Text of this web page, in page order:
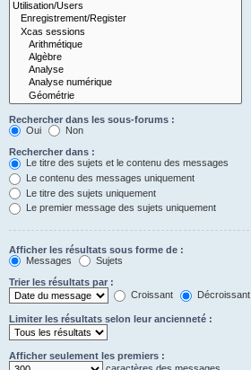
Rechercher dans les sous-forums :
Oui
Non
Rechercher dans :
Le titre des sujets et le contenu des messages
Le contenu des messages uniquement
Le titre des sujets uniquement
Le premier message des sujets uniquement
Afficher les résultats sous forme de :
Messages
Sujets
Trier les résultats par :
Croissant
Décroissant
Limiter les résultats selon leur ancienneté :
Afficher seulement les premiers :